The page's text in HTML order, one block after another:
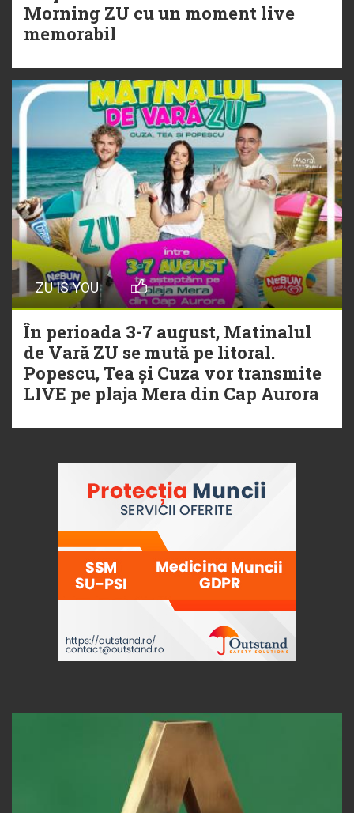
20 Iulie
Torpedoul lui Morar: Theo Rose -
Morning ZU cu un moment live
memorabil
ZU IS YOU
În perioada 3-7 august, Matinalul
de Vară ZU se mută pe litoral.
Popescu, Tea și Cuza vor transmite
LIVE pe plaja Mera din Cap Aurora